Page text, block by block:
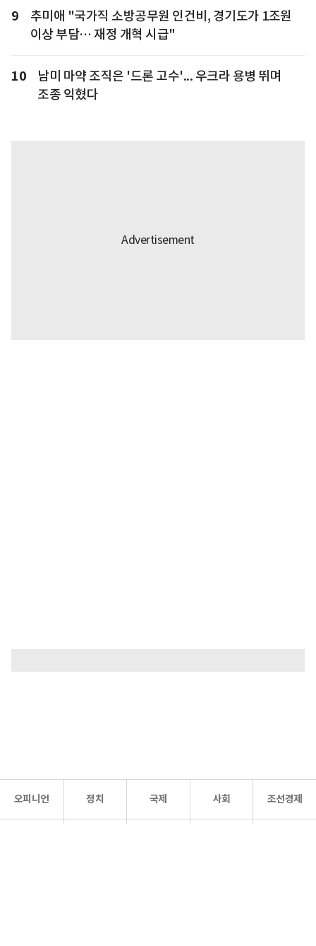
9
추미애 "국가직 소방공무원 인건비, 경기도가 1조원
이상 부담… 재정 개혁 시급"
10
남미 마약 조직은 '드론 고수'... 우크라 용병 뛰며
조종 익혔다
오피니언 정치 국제 사회 조선경제